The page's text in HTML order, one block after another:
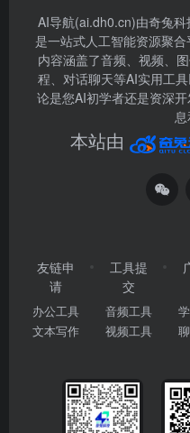
AI导航(ai.dh0.cn)由奇兔
是一站式人工智能资源聚
内容涵盖了音频、视频、
程、对话聊天等AI实用工
论是您AI初学者还是资深
本站由
友链申
请
办公工具
文本写作
工具提
交
音频工具
视频工具